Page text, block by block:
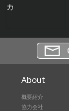
カ
About
概要紹介
協力会社